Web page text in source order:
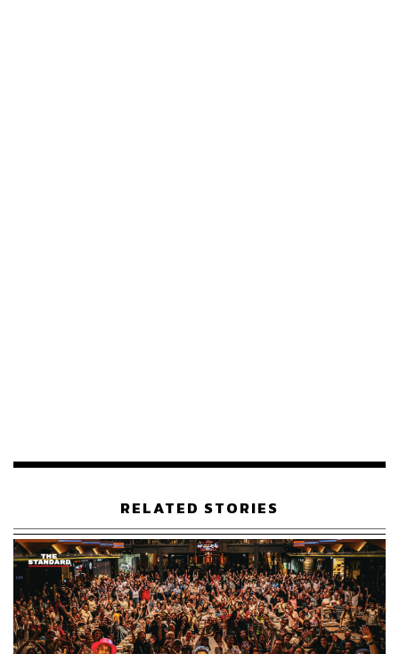
‘สาวสาวสาว’ เกิร์ลกรุ๊ปวงแรกของเมืองไทย
แหม่ม:จริงๆ ถ้าพูดถึงนักร้องที่รวมตัวกัน มีก่อนหน้าเรานะ
คะ ที่เป็นรุ่นผู้ใหญ่เลยก็มีอย่าง วงดอกไม้ป่า วงเดอะฮอทเปป
เปอร์ ซิงเกอร์ส นั่นคือรุ่นน้า รุ่นพี่
RELATED STORIES